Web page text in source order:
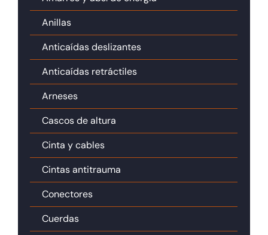
Anillas
Anticaídas deslizantes
Anticaídas retráctiles
Arneses
Cascos de altura
Cinta y cables
Cintas antitrauma
Conectores
Cuerdas